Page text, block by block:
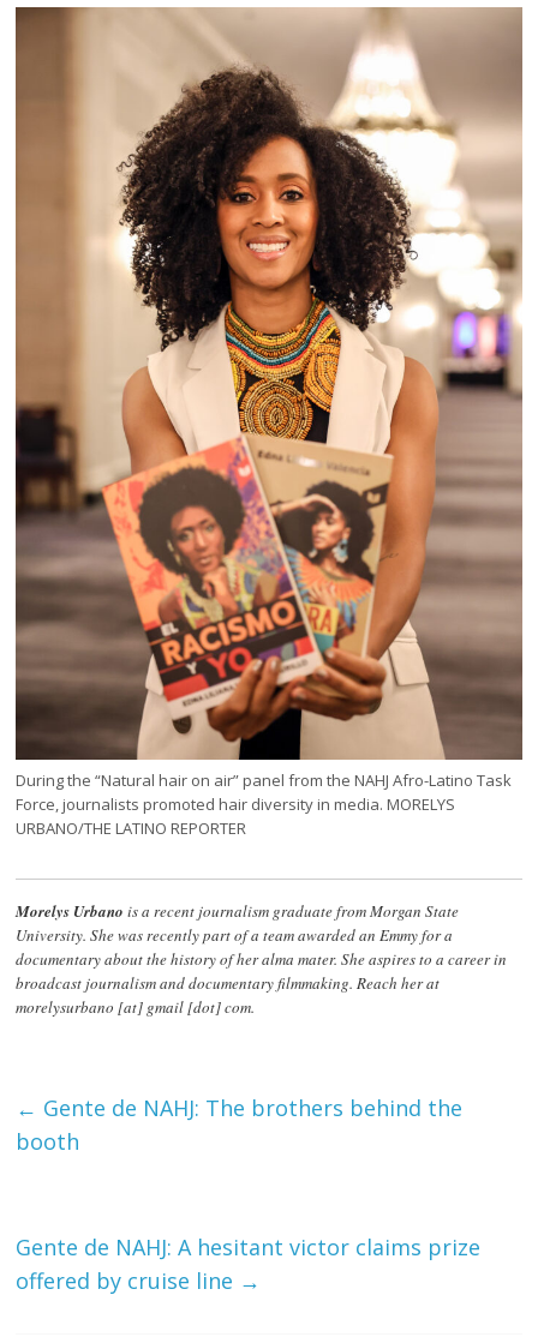
During the “Natural hair on air” panel from the NAHJ Afro-Latino Task
Force, journalists promoted hair diversity in media. MORELYS
URBANO/THE LATINO REPORTER
Morelys Urbanois a recent journalism graduate from Morgan State
University. She was recently part of a team awarded an Emmy for a
documentary about the history of her alma mater. She aspires to a career in
broadcast journalism and documentary filmmaking. Reach her at
morelysurbano [at] gmail [dot] com.
← Gente de NAHJ: The brothers behind the
booth
Gente de NAHJ: A hesitant victor claims prize
offered by cruise line →